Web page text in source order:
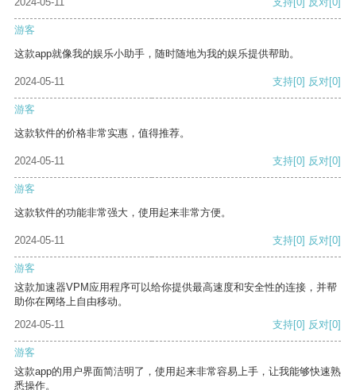
游客
这款app就像我的娱乐小助手，随时随地为我的娱乐提供帮助。
2024-05-11 支持[0] 反对[0]
游客
这款软件的价格非常实惠，值得推荐。
2024-05-11 支持[0] 反对[0]
游客
这款软件的功能非常强大，使用起来非常方便。
2024-05-11 支持[0] 反对[0]
游客
这款加速器VPM应用程序可以给你提供最高速度和安全性的连接，并帮
助你在网络上自由移动。
2024-05-11
支持[0] 反对[0]
游客
这款app的用户界面简洁明了，使用起来非常容易上手，让我能够快速熟
悉操作。